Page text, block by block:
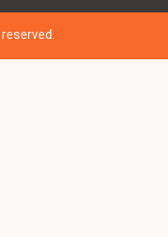
reserved.